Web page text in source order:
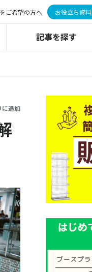
ご希望の方へ お役立ち資料
記事を探す
に追加